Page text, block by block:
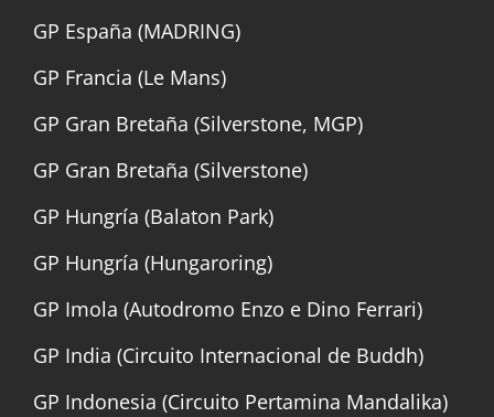
GP España (MADRING)
GP Francia (Le Mans)
GP Gran Bretaña (Silverstone, MGP)
GP Gran Bretaña (Silverstone)
GP Hungría (Balaton Park)
GP Hungría (Hungaroring)
GP Imola (Autodromo Enzo e Dino Ferrari)
GP India (Circuito Internacional de Buddh)
GP Indonesia (Circuito Pertamina Mandalika)